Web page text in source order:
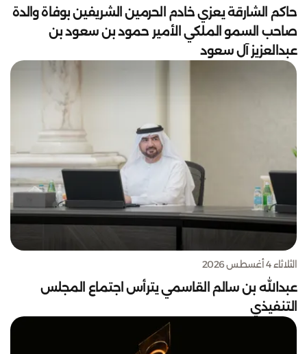
حاكم الشارقة يعزي خادم الحرمين الشريفين بوفاة والدة
صاحب السمو الملكي الأمير حمود بن سعود بن
عبدالعزيز آل سعود
الثلاثاء 4 أغسطس 2026
عبدالله بن سالم القاسمي يترأس اجتماع المجلس
التنفيذي